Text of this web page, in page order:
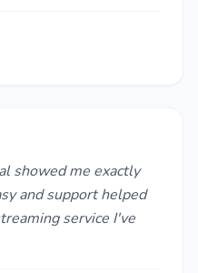
showed me exactly
and support helped
service I've